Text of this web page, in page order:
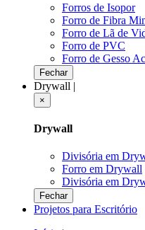
Forros de Isopor
Forro de Fibra
Forro de Lã de
Forro de PVC
Forro de Gesso
Fechar
Drywall |
×
Drywall
Divisória em
Forro em Drywall
Divisória em
Fechar
Projetos para Escritório